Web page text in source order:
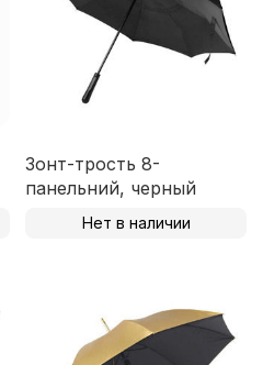
Зонт-трость 8-
панельний, черный
Нет в наличии